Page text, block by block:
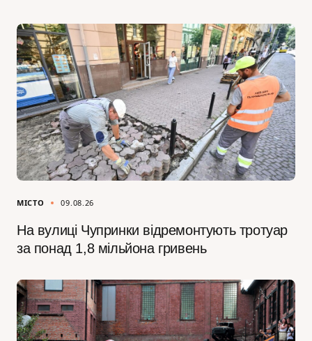
МІСТО 09.08.26
На вулиці Чупринки відремонтують тротуар
за понад 1,8 мільйона гривень